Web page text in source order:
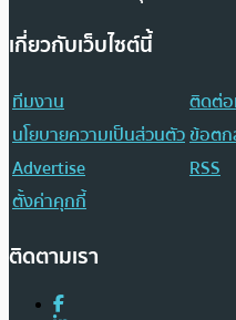
เกี่ยวกับเว็บไซต์นี้
ทีมงาน
ติดต่อ
นโยบายความเป็นส่วนตัวข้อตก
Advertise
RSS
ตั้งค่าคุกกี้
ติดตามเรา